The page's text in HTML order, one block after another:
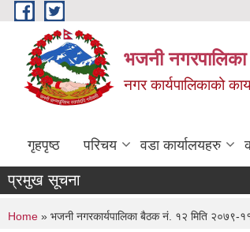
Skip to main content
भजनी नगरपालिका
नगर कार्यपालिकाको
गृहपृष्ठ परिचय वडा कार्यालयहरु
प्रमुख सूचना
You are here
Home » भजनी नगरकार्यपालिका बैठक नं. १२ मिति २०७९-